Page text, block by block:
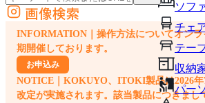
ソフ
チェ
テー
収納
パー
外部サイトの商品をカートに追加
他のサイトで見つけた商品ページのURLを貼り付けて、カートに追
画像検索
INFORMATION｜操作方法についてオンラ
期開催しております。
お申込み
NOTICE｜KOKUYO、ITOKI製品は2026年
改定が実施されます。該当製品につきまし